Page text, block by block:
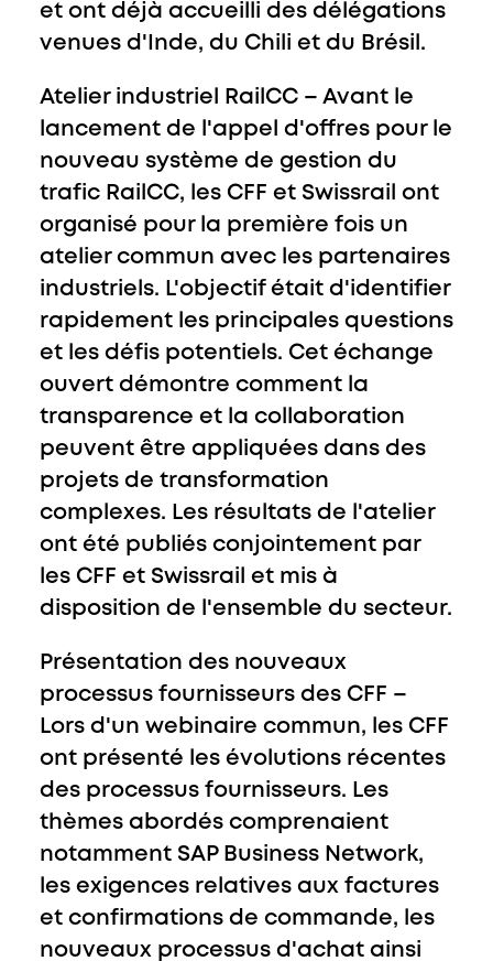
et ont déjà accueilli des délégations
venues d'Inde, du Chili et du Brésil.
Atelier industriel RailCC – Avant le
lancement de l'appel d'offres pour le
nouveau système de gestion du
trafic RailCC, les CFF et Swissrail ont
organisé pour la première fois un
atelier commun avec les partenaires
industriels. L'objectif était d'identifier
rapidement les principales questions
et les défis potentiels. Cet échange
ouvert démontre comment la
transparence et la collaboration
peuvent être appliquées dans des
projets de transformation
complexes. Les résultats de l'atelier
ont été publiés conjointement par
les CFF et Swissrail et mis à
disposition de l'ensemble du secteur.
Présentation des nouveaux
processus fournisseurs des CFF –
Lors d'un webinaire commun, les CFF
ont présenté les évolutions récentes
des processus fournisseurs. Les
thèmes abordés comprenaient
notamment SAP Business Network,
les exigences relatives aux factures
et confirmations de commande, les
nouveaux processus d'achat ainsi